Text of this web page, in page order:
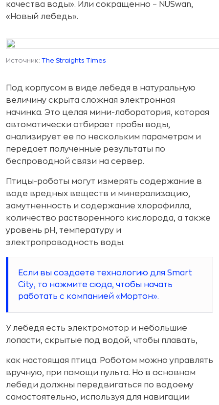
качества воды». Или сокращенно – NUSwan,
«Новый лебедь».
Источник: The Straights Times
Под корпусом в виде лебедя в натуральную
величину скрыта сложная электронная
начинка. Это целая мини-лаборатория, которая
автоматически отбирает пробы воды,
анализирует ее по нескольким параметрам и
передает полученные результаты по
беспроводной связи на сервер.
Птицы-роботы могут измерять содержание в
воде вредных веществ и минерализацию,
замутненность и содержание хлорофилла,
количество растворенного кислорода, а также
уровень pH, температуру и
электропроводность воды.
Если вы создаете технологию для Smart
City, то нажмите сюда, чтобы начать
работать с компанией «Мортон».
У лебедя есть электромотор и небольшие
лопасти, скрытые под водой, чтобы плавать,
как настоящая птица. Роботом можно управлять
вручную, при помощи пульта. Но в основном
лебеди должны передвигаться по водоему
самостоятельно, используя для навигации